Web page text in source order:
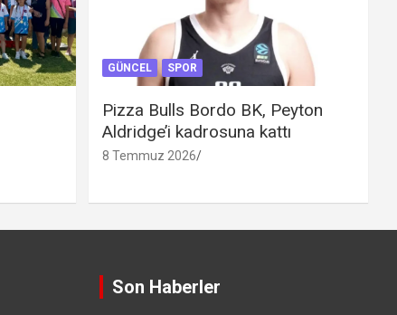
GÜNCEL SPOR
Pizza Bulls Bordo BK, Peyton
Aldridge’i kadrosuna kattı
8 Temmuz 2026
Son Haberler